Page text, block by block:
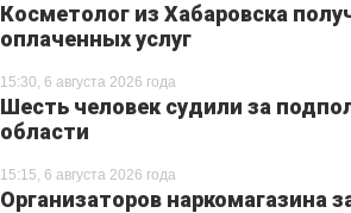
Косметолог из Хабаровска
оплаченных услуг
15:30, 6 августа 2026 года
Шесть человек судили за
области
15:15, 6 августа 2026 года
Организаторов наркомагазина